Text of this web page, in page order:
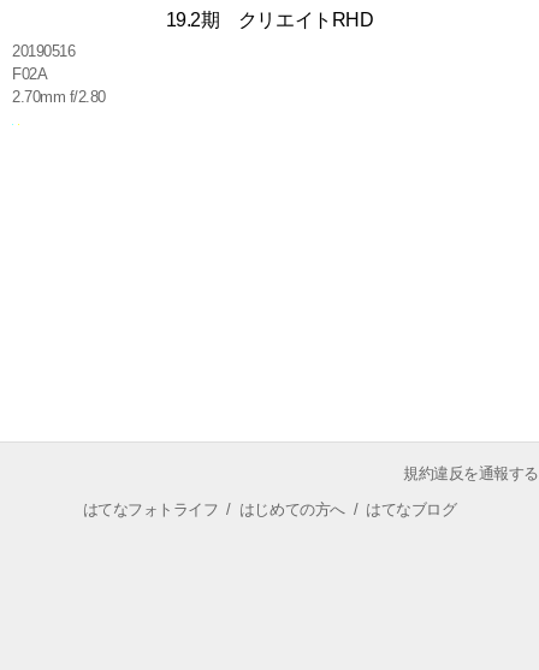
19.2期 クリエイトRHD
20190516
F02A
2.70mm f/2.80
規約違反を通報する
はてなフォトライフ / はじめての方へ/ はてなブログ